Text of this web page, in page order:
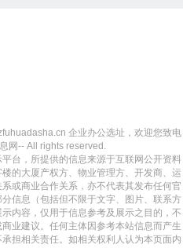
企业办公选址，欢迎您致电
网-- All rights reserved.
台，所提供的信息来源于互联网公开资料
的大厦产权方、物业管理方、开发商、运
或商业合作关系，亦不代表其发布任何官
信息（包括但不限于文字、图片、联系方
内容，仅用于信息参考及展示之目的，不
业建议。任何主体因参考本站信息而产生
担相关责任。如相关权利人认为本页面内